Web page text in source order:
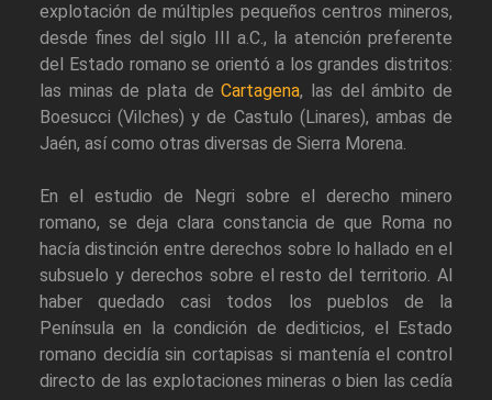
explotación de múltiples pequeños centros mineros,
desde fines del siglo III a.C., la atención preferente
del Estado romano se orientó a los grandes distritos:
las minas de plata deCartagena, las del ámbito de
Boesucci (Vilches) y de Castulo (Linares), ambas de
Jaén, así como otras diversas de Sierra Morena.
En el estudio de Negri sobre el derecho minero
romano, se deja clara constancia de que Roma no
hacía distinción entre derechos sobre lo hallado en el
subsuelo y derechos sobre el resto del territorio. Al
haber quedado casi todos los pueblos de la
Península en la condición de dediticios, el Estado
romano decidía sin cortapisas si mantenía el control
directo de las explotaciones mineras o bien las cedía